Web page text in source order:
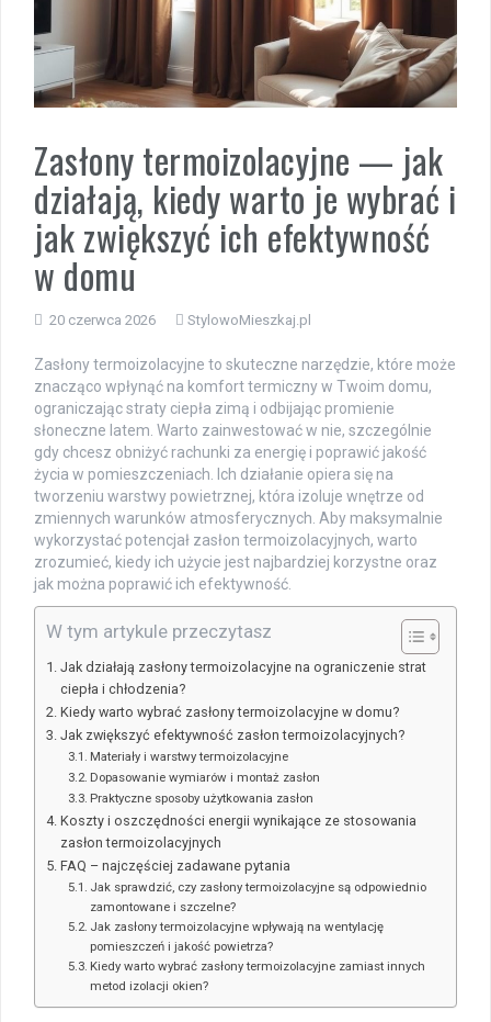
Zasłony termoizolacyjne — jak
działają, kiedy warto je wybrać i
jak zwiększyć ich efektywność
w domu
20 czerwca 2026 StylowoMieszkaj.pl
Zasłony termoizolacyjne to skuteczne narzędzie, które może
znacząco wpłynąć na komfort termiczny w Twoim domu,
ograniczając straty ciepła zimą i odbijając promienie
słoneczne latem. Warto zainwestować w nie, szczególnie
gdy chcesz obniżyć rachunki za energię i poprawić jakość
życia w pomieszczeniach. Ich działanie opiera się na
tworzeniu warstwy powietrznej, która izoluje wnętrze od
zmiennych warunków atmosferycznych. Aby maksymalnie
wykorzystać potencjał zasłon termoizolacyjnych, warto
zrozumieć, kiedy ich użycie jest najbardziej korzystne oraz
jak można poprawić ich efektywność.
W tym artykule przeczytasz
Jak działają zasłony termoizolacyjne na ograniczenie strat
ciepła i chłodzenia?
Kiedy warto wybrać zasłony termoizolacyjne w domu?
Jak zwiększyć efektywność zasłon termoizolacyjnych?
Materiały i warstwy termoizolacyjne
Dopasowanie wymiarów i montaż zasłon
Praktyczne sposoby użytkowania zasłon
Koszty i oszczędności energii wynikające ze stosowania
zasłon termoizolacyjnych
FAQ – najczęściej zadawane pytania
Jak sprawdzić, czy zasłony termoizolacyjne są odpowiednio
zamontowane i szczelne?
Jak zasłony termoizolacyjne wpływają na wentylację
pomieszczeń i jakość powietrza?
Kiedy warto wybrać zasłony termoizolacyjne zamiast innych
metod izolacji okien?